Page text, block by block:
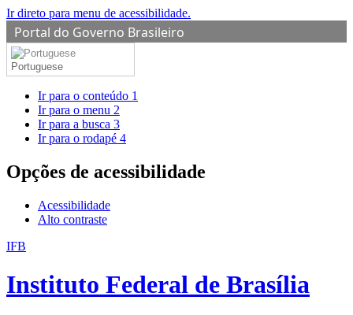
Ir direto para menu de acessibilidade.
Portal do Governo Brasileiro
Portuguese
Ir para o conteúdo 1
Ir para o menu 2
Ir para a busca 3
Ir para o rodapé 4
Opções de acessibilidade
Acessibilidade
Alto contraste
IFB
Instituto Federal de Brasília